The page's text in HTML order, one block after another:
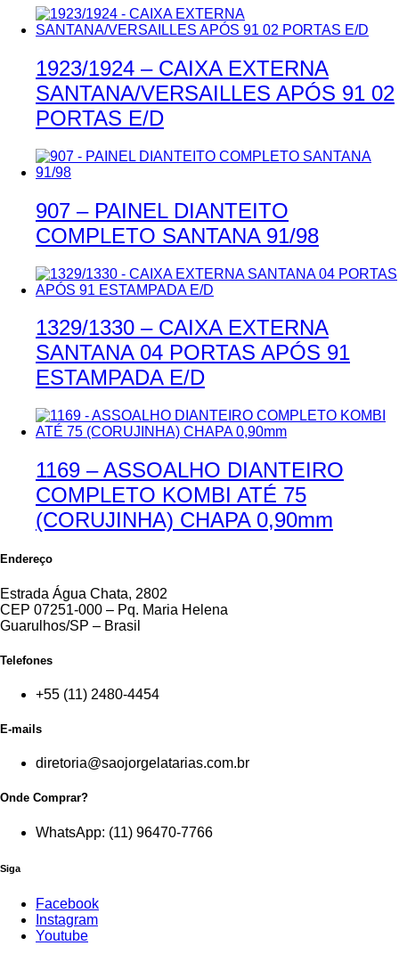
1923/1924 – CAIXA EXTERNA
SANTANA/VERSAILLES APÓS 91 02
PORTAS E/D
907 – PAINEL DIANTEITO
COMPLETO SANTANA 91/98
1329/1330 – CAIXA EXTERNA
SANTANA 04 PORTAS APÓS 91
ESTAMPADA E/D
1169 – ASSOALHO DIANTEIRO
COMPLETO KOMBI ATÉ 75
(CORUJINHA) CHAPA 0,90mm
Endereço
Estrada Água Chata, 2802
CEP 07251-000 – Pq. Maria Helena
Guarulhos/SP – Brasil
Telefones
+55 (11) 2480-4454
E-mails
diretoria@saojorgelatarias.com.br
Onde Comprar?
WhatsApp: (11) 96470-7766
Siga
Facebook
Instagram
Youtube